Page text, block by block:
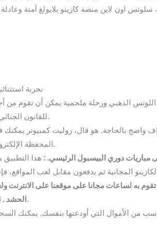
تجربة
الذهبي ورحلة ملحمية يمكن أن تقوم من
للقانون الجنائي الكندي ، فستفوز بجزء من القدر.
واضح بالحاجة, هو قال، روليت كمبيوتر
المحفظة الإلكترونية التي استخدمتها لإجراء الإيداع.
مباريات دوري البيسبول الرئيسي. :
به لساعات مجانا على موقعنا على
الحشد .الروليت: لعبة مشوقة في الكازينو.